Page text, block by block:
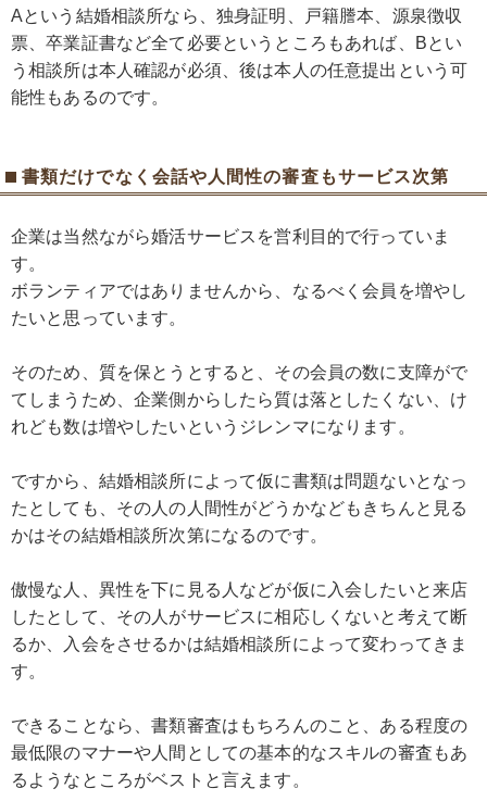
Aという結婚相談所なら、独身証明、戸籍謄本、源泉徴収
票、卒業証書など全て必要というところもあれば、Bとい
う相談所は本人確認が必須、後は本人の任意提出という可
能性もあるのです。
書類だけでなく会話や人間性の審査もサービス次第
企業は当然ながら婚活サービスを営利目的で行っていま
す。
ボランティアではありませんから、なるべく会員を増やし
たいと思っています。
そのため、質を保とうとすると、その会員の数に支障がで
てしまうため、企業側からしたら質は落としたくない、け
れども数は増やしたいというジレンマになります。
ですから、結婚相談所によって仮に書類は問題ないとなっ
たとしても、その人の人間性がどうかなどもきちんと見る
かはその結婚相談所次第になるのです。
傲慢な人、異性を下に見る人などが仮に入会したいと来店
したとして、その人がサービスに相応しくないと考えて断
るか、入会をさせるかは結婚相談所によって変わってきま
す。
できることなら、書類審査はもちろんのこと、ある程度の
最低限のマナーや人間としての基本的なスキルの審査もあ
るようなところがベストと言えます。